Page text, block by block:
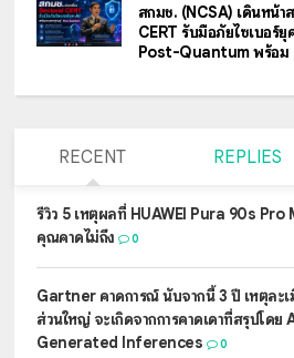
สกมช. (NCSA) เดินหน้า
CERT รับมือภัยไซเบอร์ยุ
Post-Quantum พร้อม
RECENT REPLIES
รีวิว 5 เหตุผลที่ HUAWEI Pura 90s Pro
คุณคาดไม่ถึง
0
Gartner คาดการณ์ นับจากนี้ 3 ปี เหตุละเ
ส่วนใหญ่ จะเกิดจากการคาดเดาที่สรุปโดย
Generated Inferences
0